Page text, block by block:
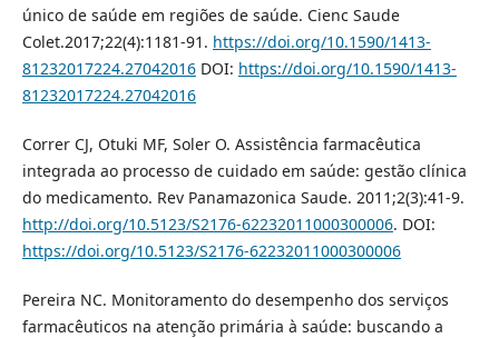
único de saúde em regiões de saúde. Cienc Saude
Colet.2017;22(4):1181-91. https://doi.org/10.1590/1413-
81232017224.27042016DOI: https://doi.org/10.1590/1413-
81232017224.27042016
Correr CJ, Otuki MF, Soler O. Assistência farmacêutica
integrada ao processo de cuidado em saúde: gestão clínica
do medicamento. Rev Panamazonica Saude. 2011;2(3):41-9.
http://doi.org/10.5123/S2176-62232011000300006. DOI:
https://doi.org/10.5123/S2176-62232011000300006
Pereira NC. Monitoramento do desempenho dos serviços
farmacêuticos na atenção primária à saúde: buscando a